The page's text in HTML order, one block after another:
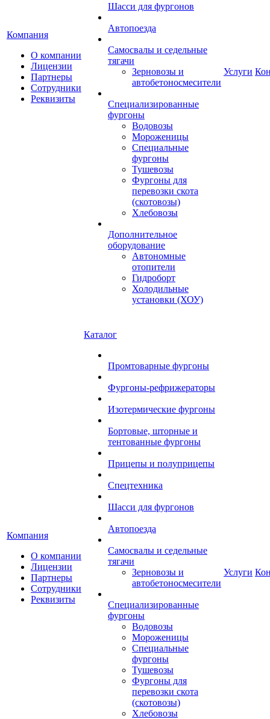
Компания
О компании
Лицензии
Партнеры
Сотрудники
Реквизиты
Шасси для фургонов
Автопоезда
Самосвалы и седельные
тягачи
Зерновозы и
автобетоносмесители
Специализированные
фургоны
Водовозы
Мороженицы
Специальные
фургоны
Тушевозы
Фургоны для
перевозки скота
(скотовозы)
Хлебовозы
Дополнительное
оборудование
Автономные
отопители
Гидроборт
Холодильные
установки (ХОУ)
Услуги
Компания
О компании
Лицензии
Партнеры
Сотрудники
Реквизиты
Каталог
Промтоварные фургоны
Фургоны-рефрижераторы
Изотермические фургоны
Бортовые, шторные и
тентованные фургоны
Прицепы и полуприцепы
Спецтехника
Шасси для фургонов
Автопоезда
Самосвалы и седельные
тягачи
Зерновозы и
автобетоносмесители
Специализированные
фургоны
Водовозы
Мороженицы
Специальные
фургоны
Тушевозы
Фургоны для
перевозки скота
(скотовозы)
Хлебовозы
Услуги